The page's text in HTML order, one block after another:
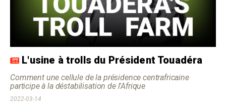
L'usine à trolls du Président Touadéra
Comment une cellule de la présidence centrafricaine
participe à la déstabilisation de l'Afrique
2022-03-14